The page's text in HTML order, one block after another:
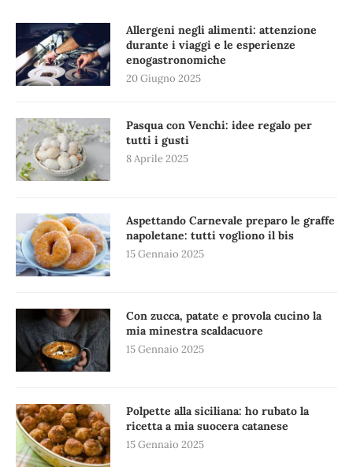
Allergeni negli alimenti: attenzione
durante i viaggi e le esperienze
enogastronomiche
20 Giugno 2025
Pasqua con Venchi: idee regalo per
tutti i gusti
8 Aprile 2025
Aspettando Carnevale preparo le graffe
napoletane: tutti vogliono il bis
15 Gennaio 2025
Con zucca, patate e provola cucino la
mia minestra scaldacuore
15 Gennaio 2025
Polpette alla siciliana: ho rubato la
ricetta a mia suocera catanese
15 Gennaio 2025